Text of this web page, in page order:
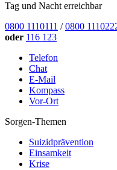
Tag und Nacht erreichbar
0800 1110111 /0800
oder 116 123
Telefon
Chat
E-Mail
Kompass
Vor-Ort
Sorgen-Themen
Suizidprävention
Einsamkeit
Krise